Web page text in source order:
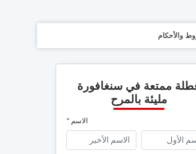
والأحكام
ممتعة في سنغافورة
مليئة بالمرح
الاسم*